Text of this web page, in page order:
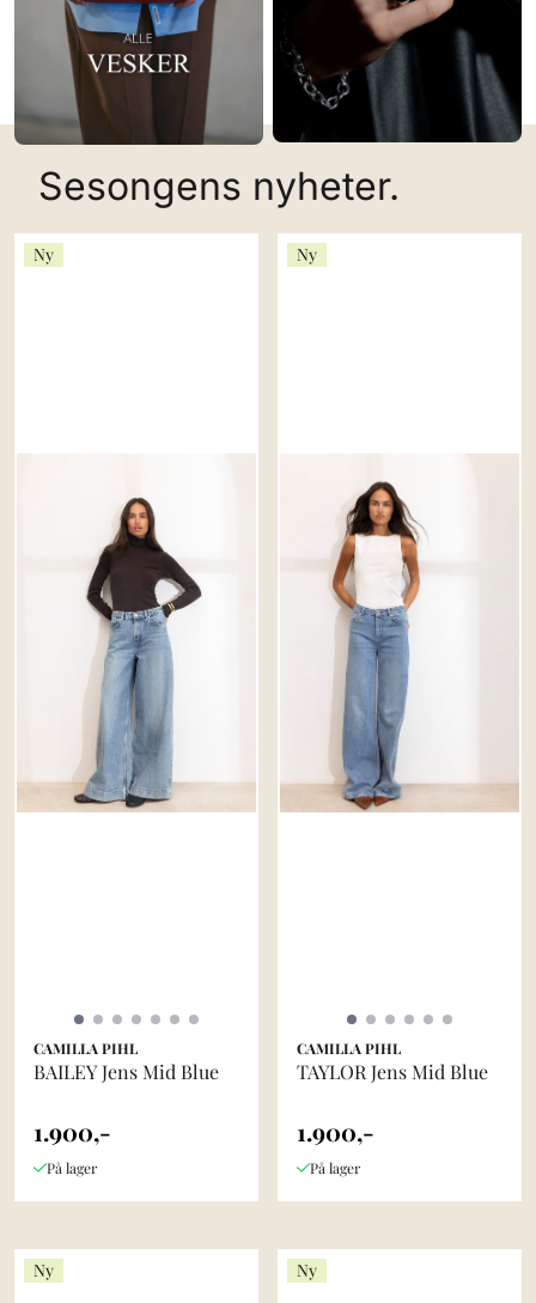
Sesongens nyheter.
Ny
CAMILLA PIHL
BAILEY Jens Mid Blue
1.900,-
På lager
Ny
CAMILLA PIHL
TAYLOR Jens Mid Blue
1.900,-
På lager
Ny Ny